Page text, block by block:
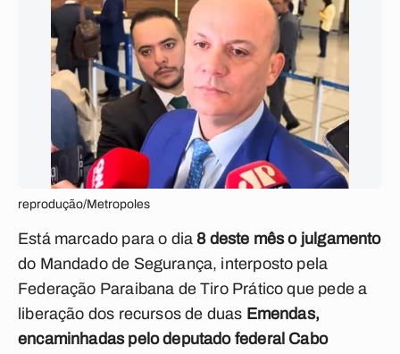
reprodução/Metropoles
Está marcado para o dia 8 deste mês o julgamento
do Mandado de Segurança, interposto pela
Federação Paraibana de Tiro Prático que pede a
liberação dos recursos de duas Emendas,
encaminhadas pelo deputado federal Cabo